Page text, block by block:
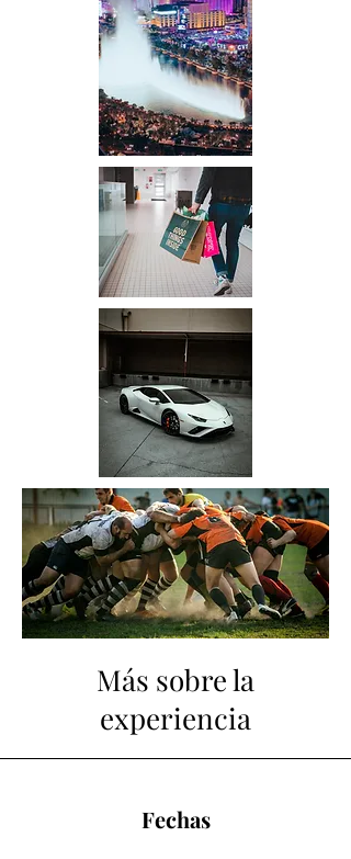
Más sobre la
experiencia
Fechas